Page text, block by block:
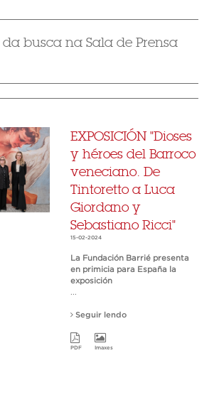
da busca na Sala de Prensa
EXPOSICIÓN "Dioses
y héroes del Barroco
veneciano. De
Tintoretto a Luca
Giordano y
Sebastiano Ricci"
15-02-2024
La Fundación Barrié presenta
en primicia para España la
exposición
Seguir lendo
PDF Imaxes